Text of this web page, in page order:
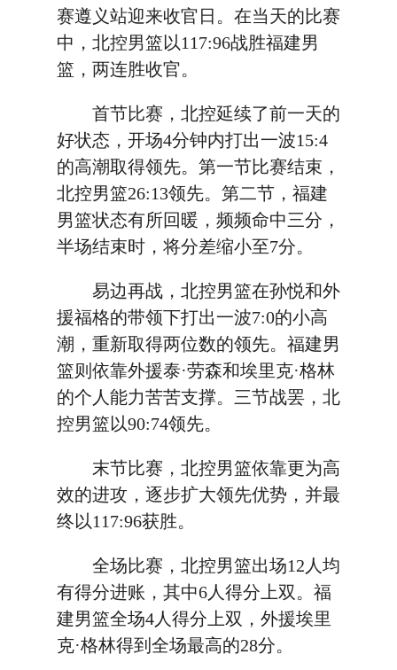
赛遵义站迎来收官日。在当天的比赛
中，北控男篮以117:96战胜福建男
篮，两连胜收官。
首节比赛，北控延续了前一天的
好状态，开场4分钟内打出一波15:4
的高潮取得领先。第一节比赛结束，
北控男篮26:13领先。第二节，福建
男篮状态有所回暖，频频命中三分，
半场结束时，将分差缩小至7分。
易边再战，北控男篮在孙悦和外
援福格的带领下打出一波7:0的小高
潮，重新取得两位数的领先。福建男
篮则依靠外援泰·劳森和埃里克·格林
的个人能力苦苦支撑。三节战罢，北
控男篮以90:74领先。
末节比赛，北控男篮依靠更为高
效的进攻，逐步扩大领先优势，并最
终以117:96获胜。
全场比赛，北控男篮出场12人均
有得分进账，其中6人得分上双。福
建男篮全场4人得分上双，外援埃里
克·格林得到全场最高的28分。